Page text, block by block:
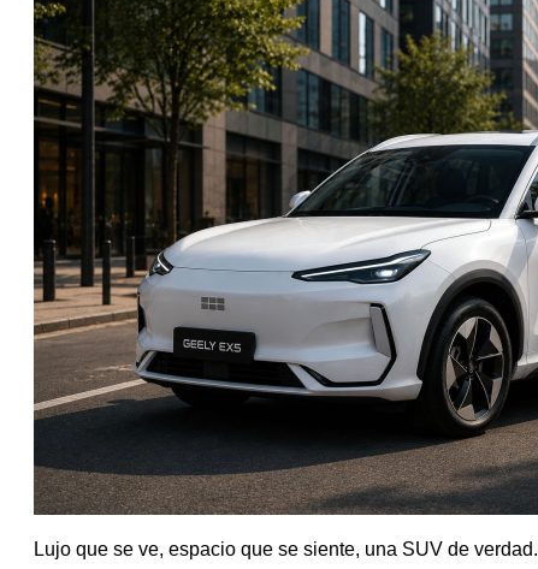
Lujo que se ve, espacio que se siente, una SUV de verdad.